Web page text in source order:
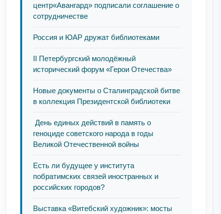
центр«Авангард» подписали соглашение о
сотрудничестве
Россия и ЮАР дружат библиотеками
II Петербургский молодёжный
исторический форум «Герои Отечества»
Новые документы о Сталинградской битве
в коллекция Президентской библиотеки
День единых действий в память о
геноциде советского народа в годы
Великой Отечественной войны
Есть ли будущее у института
побратимских связей иностранных и
российских городов?
Выставка «Витебский художник»: мосты